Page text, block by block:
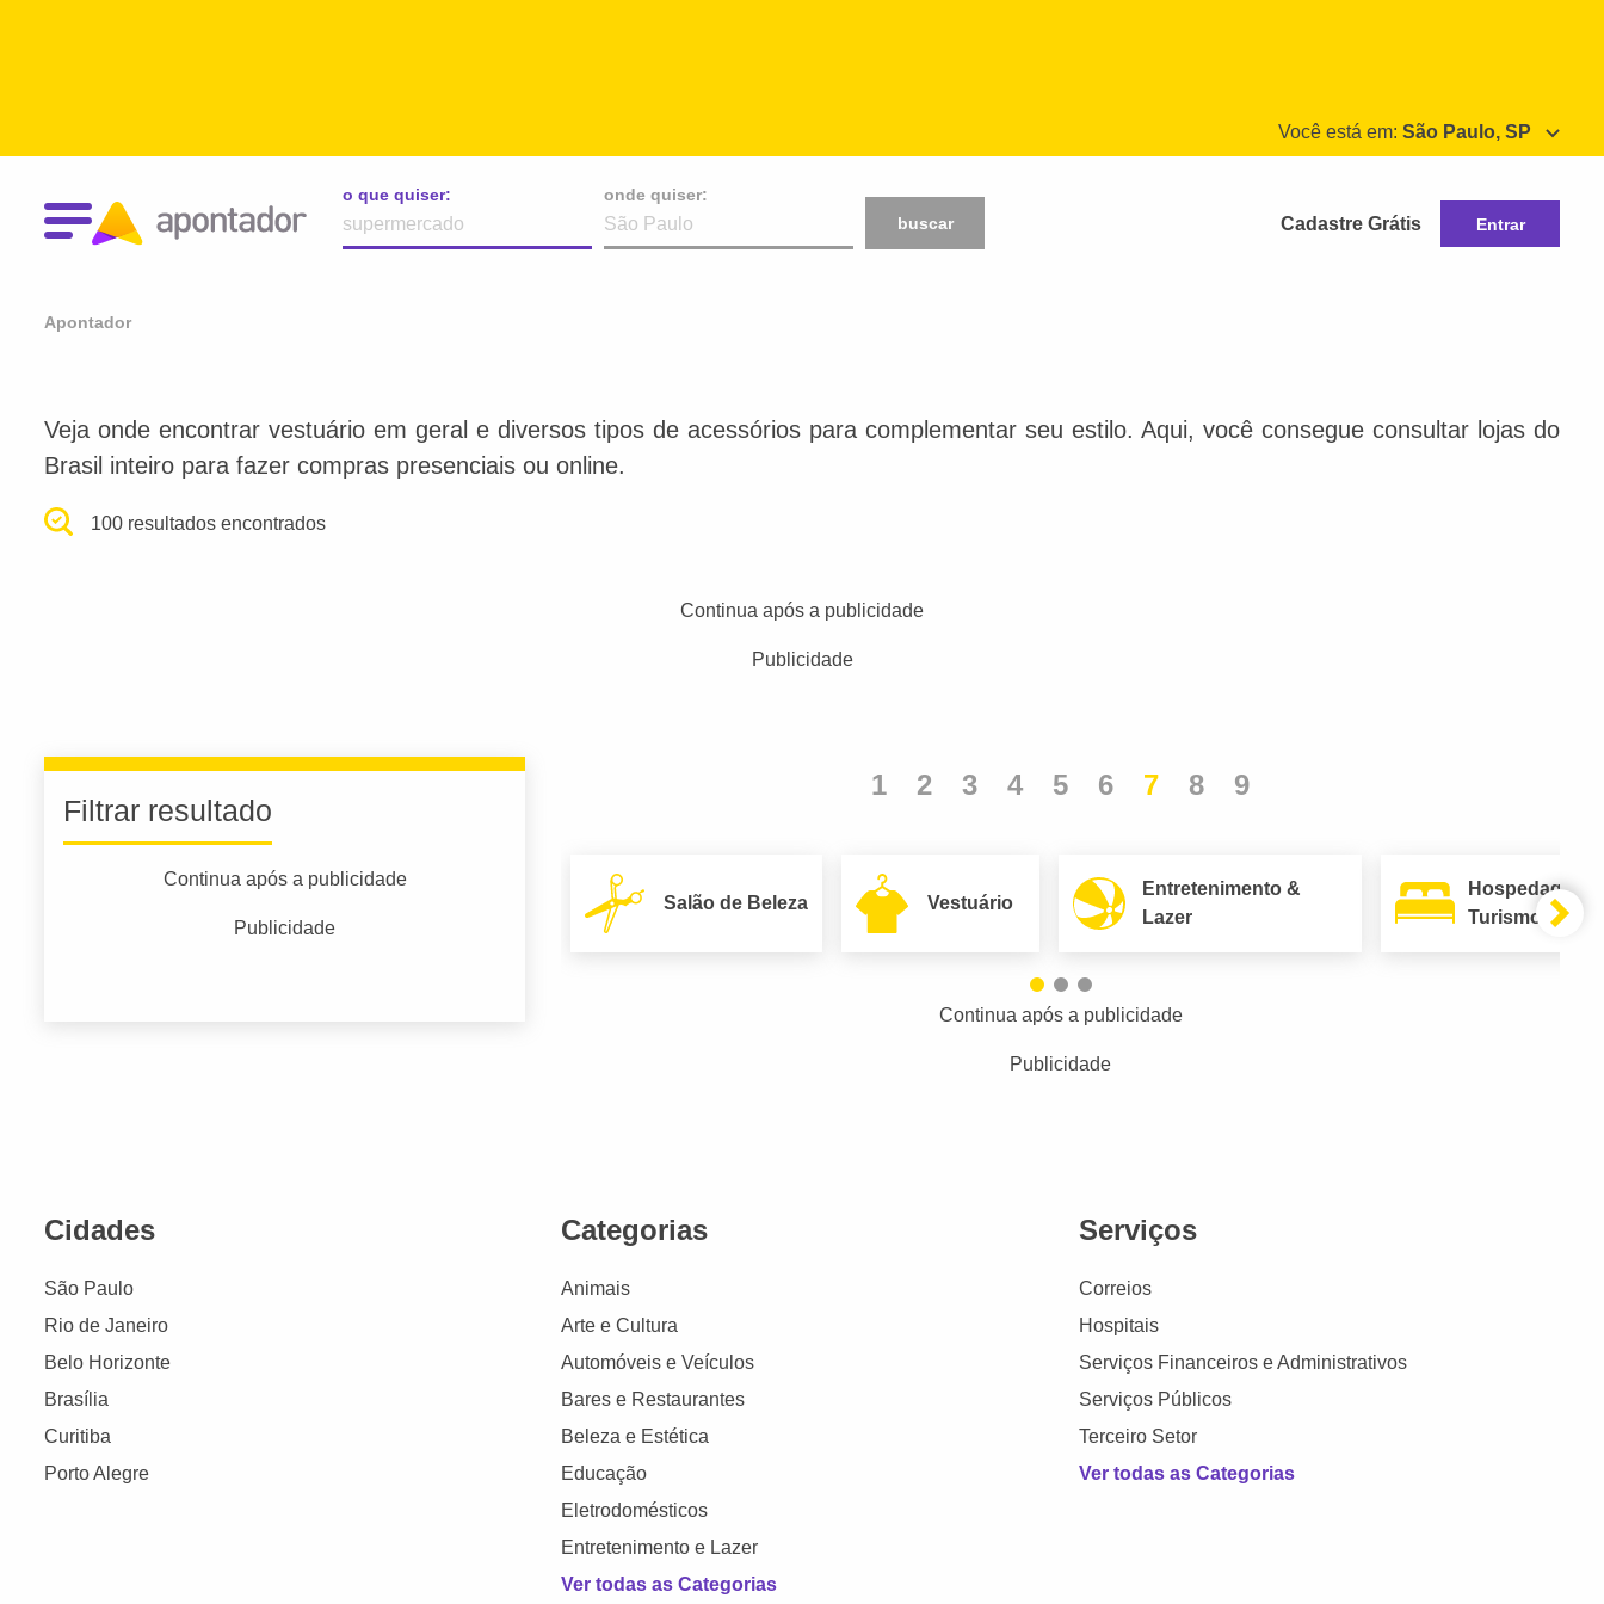
Você está em: São Paulo, SP
o que quiser:
onde quiser:
buscar
Cadastre Grátis Entrar
Apontador
Veja onde encontrar vestuário em geral e diversos tipos de acessórios para complementar seu estilo. Aqui, você consegue consultar lojas do
Brasil inteiro para fazer compras presenciais ou online.
100 resultados encontrados
Continua após a publicidade
Publicidade
Filtrar resultado
Continua após a publicidade
Publicidade
1 2 3 4 5 6 7 8 9
Salão de Beleza Vestuário
Entretenimento &
Lazer
Hospedagem
Turismo
Continua após a publicidade
Publicidade
Cidades
São Paulo
Rio de Janeiro
Belo Horizonte
Brasília
Curitiba
Porto Alegre
Categorias
Animais
Arte e Cultura
Automóveis e Veículos
Bares e Restaurantes
Beleza e Estética
Educação
Eletrodomésticos
Entretenimento e Lazer
Ver todas as Categorias
Serviços
Correios
Hospitais
Serviços Financeiros e Administrativos
Serviços Públicos
Terceiro Setor
Ver todas as Categorias